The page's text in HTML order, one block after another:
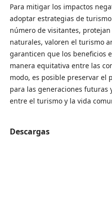
Para mitigar los impactos
adoptar estrategias de
número de visitantes,
naturales, valoren el turismo
garanticen que los beneficios
manera equitativa entre las
modo, es posible preservar
para las generaciones
entre el turismo y la vida
Descargas